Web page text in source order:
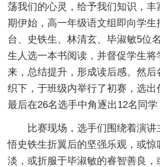
荡我们的心灵，给予我们知识，
期伊始，高一年级语文组即向学
台、史铁生、林清玄、毕淑敏5位
生人选一本书阅读，并督促学生
来，总结提升，形成读后感。然后
织下，于班级内举行了初赛，选出
最后在26名选手中角逐出12名同学
比赛现场，选手们围绕着演讲
悟史铁生折翼后的坚强乐观，或惊
淡，或折服于毕淑敏的睿智善良，